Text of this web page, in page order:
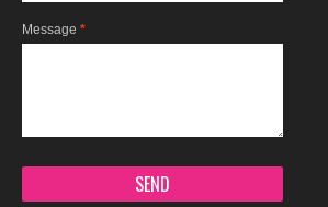
Message *